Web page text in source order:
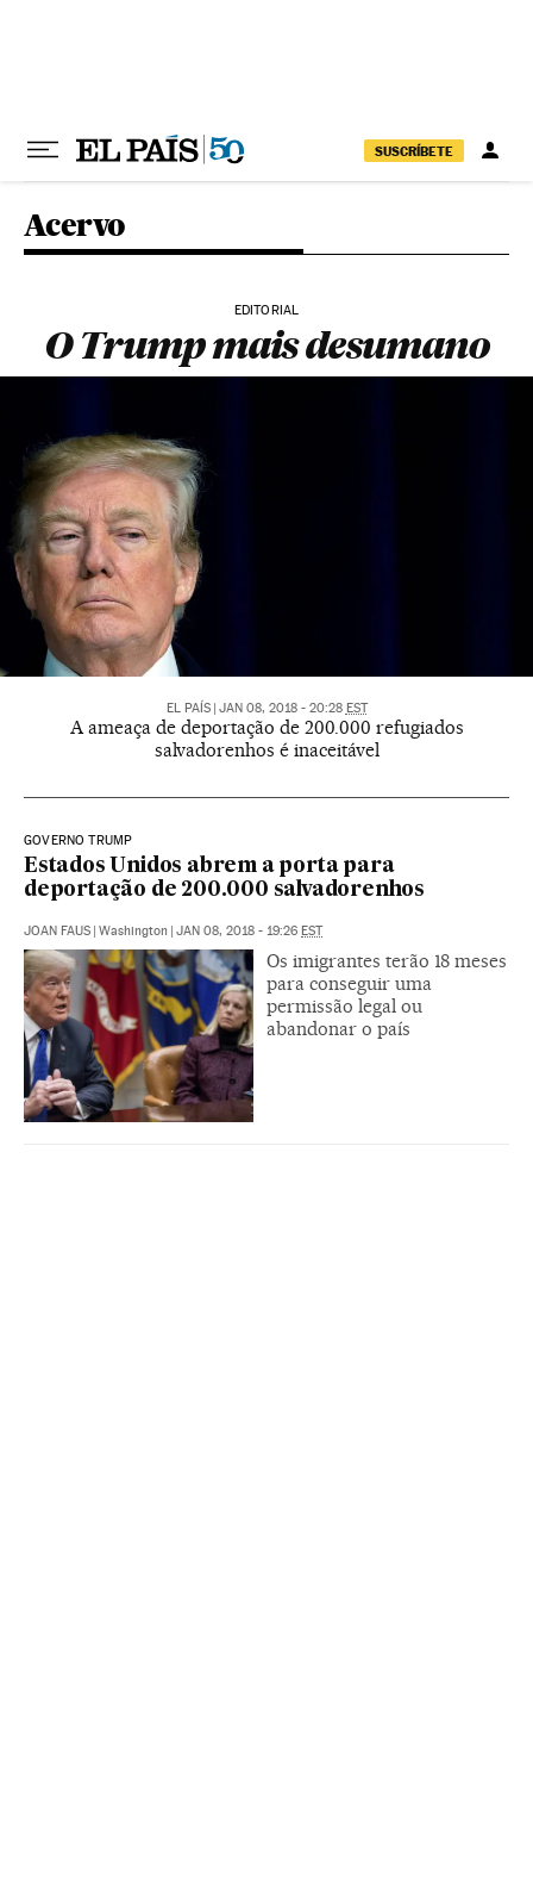
SUSCRÍBETE
Acervo
EDITORIAL
O Trump mais desumano
EL PAÍS JAN 08, 2018 - 20:28 EST
A ameaça de deportação de 200.000 refugiados
salvadorenhos é inaceitável
GOVERNO TRUMP
Estados Unidos abrem a porta para
deportação de 200.000 salvadorenhos
JOAN FAUS Washington JAN 08, 2018 - 19:26 EST
Os imigrantes terão 18 meses
para conseguir uma
permissão legal ou
abandonar o país